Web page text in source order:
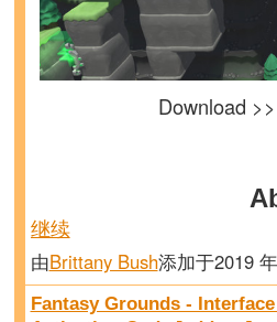
Download
继续
由Brittany Bush添加于2019
Fantasy Grounds -